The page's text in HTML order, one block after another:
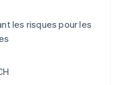
les risques pour les